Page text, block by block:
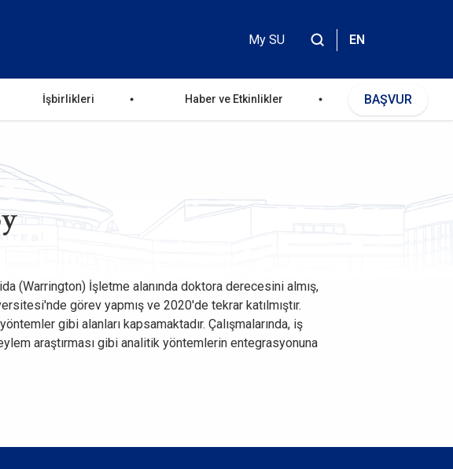
Header
Top
My SU EN
İşbirlikleri Haber ve Etkinlikler BAŞVUR
(Warrington) İşletme alanında doktora derecesini almış,
görev yapmış ve 2020'de tekrar katılmıştır.
gibi alanları kapsamaktadır. Çalışmalarında, iş
araştırması gibi analitik yöntemlerin entegrasyonuna